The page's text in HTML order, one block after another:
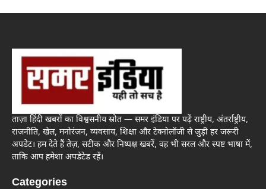
ताज़ा हिंदी खबरों का विश्वसनीय स्रोत — समर इंडिया पर पढ़ें राष्ट्रीय, अंतर्राष्ट्रीय,
राजनीति, खेल, मनोरंजन, व्यवसाय, शिक्षा और टेक्नोलॉजी से जुड़ी हर जरूरी
अपडेट। हम देते हैं तेज़, सटीक और निष्पक्ष खबरें, वह भी सरल और स्पष्ट भाषा में,
ताकि आप हमेशा अपडेटेड रहें।
Categories